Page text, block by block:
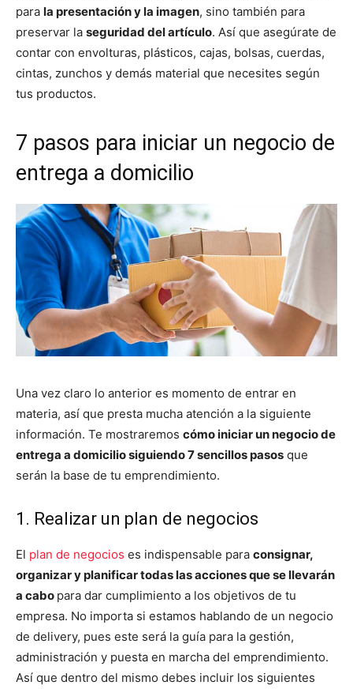
para la presentación y la imagen, sino también para
preservar la seguridad del artículo. Así que asegúrate de
contar con envolturas, plásticos, cajas, bolsas, cuerdas,
cintas, zunchos y demás material que necesites según
tus productos.
7 pasos para iniciar un negocio de
entrega a domicilio
Una vez claro lo anterior es momento de entrar en
materia, así que presta mucha atención a la siguiente
información. Te mostraremos cómo iniciar un negocio de
entrega a domicilio siguiendo 7 sencillos pasos que
serán la base de tu emprendimiento.
1. Realizar un plan de negocios
El plan de negocios es indispensable para consignar,
organizar y planificar todas las acciones que se llevarán
a cabo para dar cumplimiento a los objetivos de tu
empresa. No importa si estamos hablando de un negocio
de delivery, pues este será la guía para la gestión,
administración y puesta en marcha del emprendimiento.
Así que dentro del mismo debes incluir los siguientes